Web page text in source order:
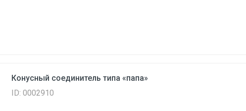
Конусный соединитель типа «папа»
ID: 0002910